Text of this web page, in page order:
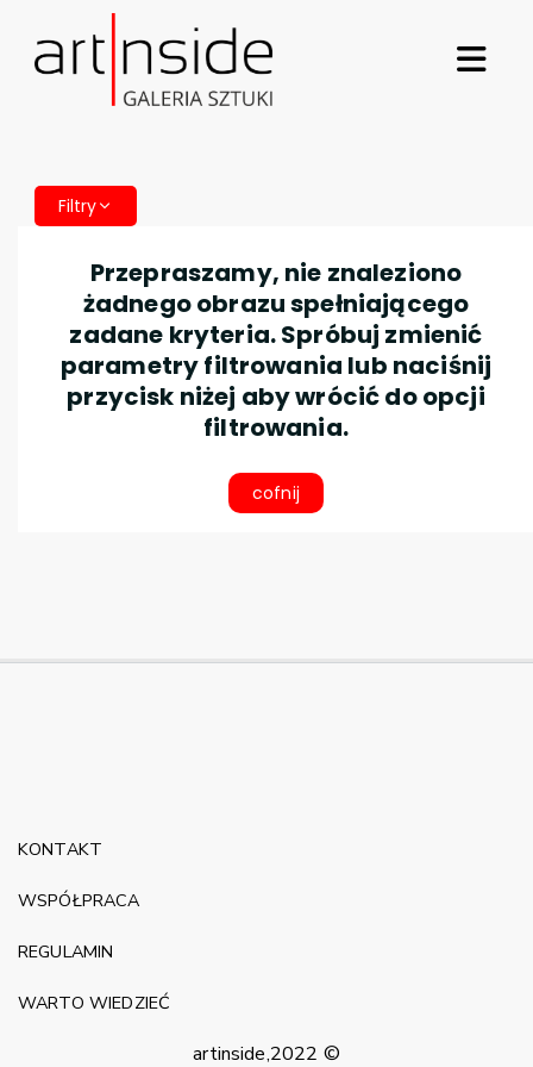
Filtry
Przepraszamy, nie znaleziono
żadnego obrazu spełniającego
zadane kryteria. Spróbuj zmienić
parametry filtrowania lub naciśnij
przycisk niżej aby wrócić do opcji
filtrowania.
cofnij
artinside,2022 ©
KONTAKT
WSPÓŁPRACA
REGULAMIN
WARTO WIEDZIEĆ